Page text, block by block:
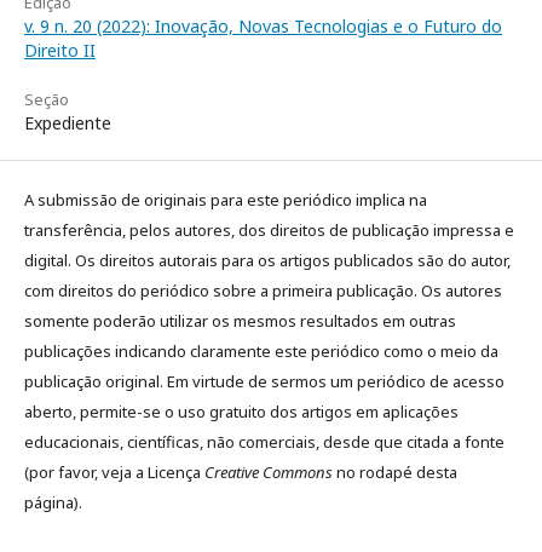
v. 9 n. 20 (2022): Inovação, Novas Tecnologias e o Futuro do
Direito II
Seção
Expediente
A submissão de originais para este periódico implica na
transferência, pelos autores, dos direitos de publicação impressa e
digital. Os direitos autorais para os artigos publicados são do autor,
com direitos do periódico sobre a primeira publicação. Os autores
somente poderão utilizar os mesmos resultados em outras
publicações indicando claramente este periódico como o meio da
publicação original. Em virtude de sermos um periódico de acesso
aberto, permite-se o uso gratuito dos artigos em aplicações
educacionais, científicas, não comerciais, desde que citada a fonte
(por favor, veja a Licença Creative Commonsno rodapé desta
página).